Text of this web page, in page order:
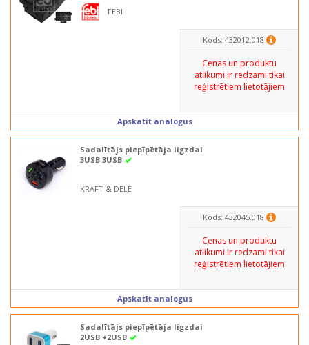
FEBI
Kods: 432012.018
Cenas un produktu
atlikumi ir redzami tikai
reģistrētiem lietotājiem
Apskatīt analogus
Sadalītājs piepīpētāja ligzdai
3USB 3USB
KRAFT & DELE
Kods: 432045.018
Cenas un produktu
atlikumi ir redzami tikai
reģistrētiem lietotājiem
Apskatīt analogus
Sadalītājs piepīpētāja ligzdai
2USB +2USB